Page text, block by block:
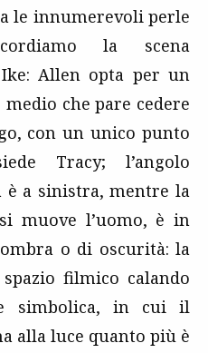
le innumerevoli perle
la scena
Allen opta per un
che pare cedere
con un unico punto
Tracy; l’angolo
è a sinistra, mentre la
muove l’uomo, è in
o di oscurità: la
filmico calando
simbolica, in cui il
alla luce quanto più è